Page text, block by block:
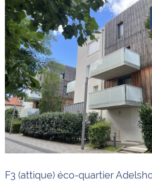
F3 (attique) éco-quartier